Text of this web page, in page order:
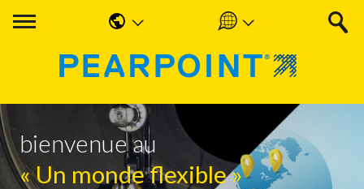
Americas
EMEA & APAC
English
Nederlands
Français
bienvenue au
« Un monde flexible »